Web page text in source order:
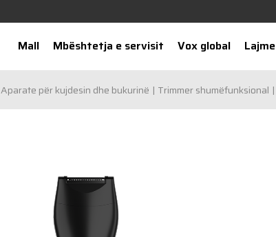
Mall Mbështetja e servisit Vox global Lajme
Aparate për kujdesin dhe bukurinë Trimmer shumëfunksional